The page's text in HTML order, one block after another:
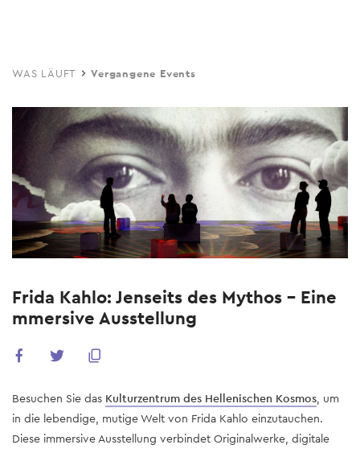
main
WAS LÄUFT Vergangene Events
Frida Kahlo: Jenseits des Mythos – Eine
mmersive Ausstellung
Besuchen Sie das Kulturzentrum des Hellenischen Kosmos, um
in die lebendige, mutige Welt von Frida Kahlo einzutauchen.
Diese immersive Ausstellung verbindet Originalwerke, digitale